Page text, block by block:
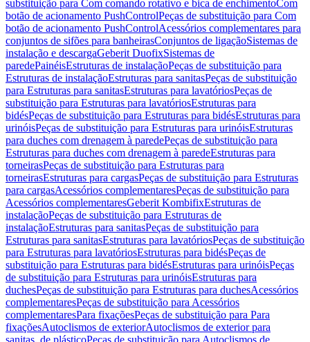
substituição para Com comando rotativo e bica de enchimentoCom
botão de acionamento PushControlPeças de substituição para Com
botão de acionamento PushControlAcessórios complementares para
conjuntos de sifões para banheirasConjuntos de ligaçãoSistemas de
instalação e descargaGeberit DuofixSistemas de
paredePainéisEstruturas de instalaçãoPeças de substituição para
Estruturas de instalaçãoEstruturas para sanitasPeças de substituição
para Estruturas para sanitasEstruturas para lavatóriosPeças de
substituição para Estruturas para lavatóriosEstruturas para
bidésPeças de substituição para Estruturas para bidésEstruturas para
urinóisPeças de substituição para Estruturas para urinóisEstruturas
para duches com drenagem à paredePeças de substituição para
Estruturas para duches com drenagem à paredeEstruturas para
torneirasPeças de substituição para Estruturas para
torneirasEstruturas para cargasPeças de substituição para Estruturas
para cargasAcessórios complementaresPeças de substituição para
Acessórios complementaresGeberit KombifixEstruturas de
instalaçãoPeças de substituição para Estruturas de
instalaçãoEstruturas para sanitasPeças de substituição para
Estruturas para sanitasEstruturas para lavatóriosPeças de substituição
para Estruturas para lavatóriosEstruturas para bidésPeças de
substituição para Estruturas para bidésEstruturas para urinóisPeças
de substituição para Estruturas para urinóisEstruturas para
duchesPeças de substituição para Estruturas para duchesAcessórios
complementaresPeças de substituição para Acessórios
complementaresPara fixaçõesPeças de substituição para Para
fixaçõesAutoclismos de exteriorAutoclismos de exterior para
sanitas, de plásticoPeças de substituição para Autoclismos de